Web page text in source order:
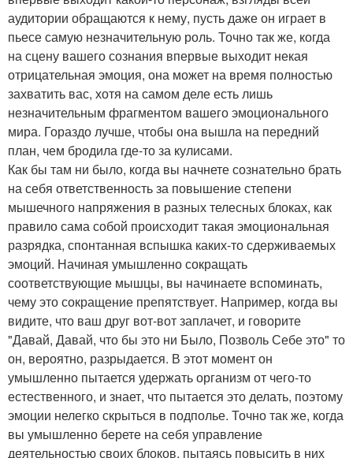
аудитории обращаются к нему, пусть даже он играет в
пьесе самую незначительную роль. Точно так же, когда
на сцену вашего сознания впервые выходит некая
отрицательная эмоция, она может на время полностью
захватить вас, хотя на самом деле есть лишь
незначительным фрагментом вашего эмоционального
мира. Гораздо лучше, чтобы она вышла на передний
план, чем бродила где-то за кулисами.
Как бы там ни было, когда вы начнете сознательно брать
на себя ответственность за повышение степени
мышечного напряжения в разных телесных блоках, как
правило сама собой происходит такая эмоциональная
разрядка, спонтанная вспышка каких-то сдерживаемых
эмоций. Начиная умышленно сокращать
соответствующие мышцы, вы начинаете вспоминать,
чему это сокращение препятствует. Например, когда вы
видите, что ваш друг вот-вот заплачет, и говорите
"Давай, Давай, что бы это ни Было, Позволь Себе это" то
он, вероятно, разрыдается. В этот момент он
умышленно пытается удержать организм от чего-то
естественного, и знает, что пытается это делать, поэтому
эмоции нелегко скрыться в подполье. Точно так же, когда
вы умышленно берете на себя управление
деятельностью своих блоков, пытаясь повысить в них